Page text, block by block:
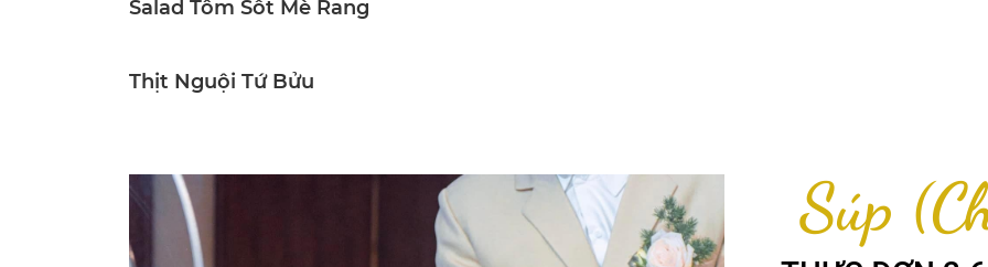
Salad Tôm Sốt Mè Rang
Thịt Nguội Tứ Bửu
Súp